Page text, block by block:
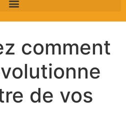
comment
de vos